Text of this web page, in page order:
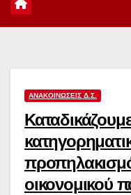
ΑΝΑΚΟΙΝΏΣΕΙΣ Δ.Σ.
οικονομικού